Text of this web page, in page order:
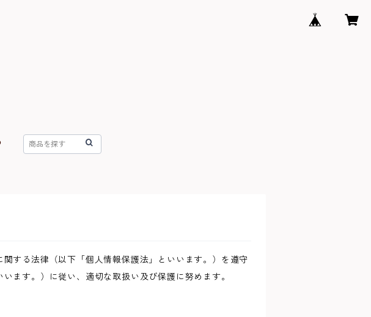
する法律（以下「個人情報保護法」といいます。）を遵守
ます。）に従い、適切な取扱い及び保護に努めます。